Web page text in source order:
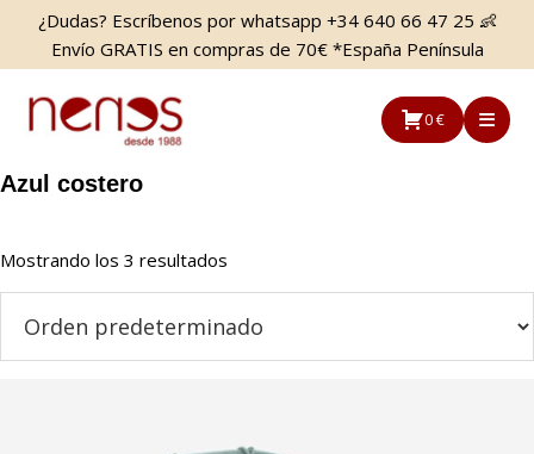
Saltar
contenido
principal
Saltar
la
barra
lateral
¿Dudas? Escríbenos por whatsapp +34 640 66 47 25 👶
Envío GRATIS en compras de 70€ *España Península
0 €
Azul costero
Mostrando los 3 resultados